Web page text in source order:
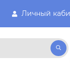
Личный